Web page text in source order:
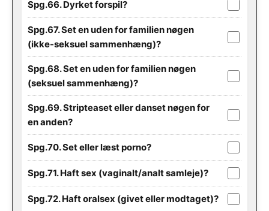
Spg.66. Dyrket forspil?
Spg.67. Set en uden for familien nøgen
(ikke-seksuel sammenhæng)?
Spg.68. Set en uden for familien nøgen
(seksuel sammenhæng)?
Spg.69. Stripteaset eller danset nøgen for
en anden?
Spg.70. Set eller læst porno?
Spg.71. Haft sex (vaginalt/analt samleje)?
Spg.72. Haft oralsex (givet eller modtaget)?